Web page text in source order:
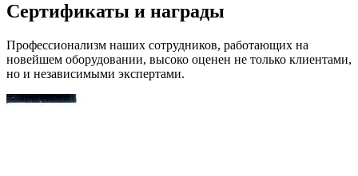
Сертификаты и награды
Профессионализм наших сотрудников, работающих на
новейшем оборудовании, высоко оценен не только клиентами,
но и независимыми экспертами.